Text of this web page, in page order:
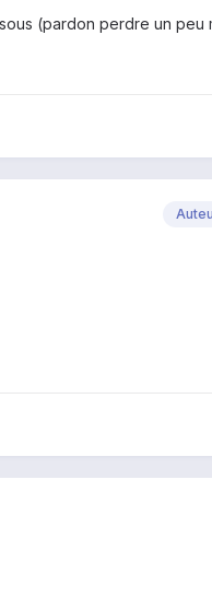
(pardon perdre un peu